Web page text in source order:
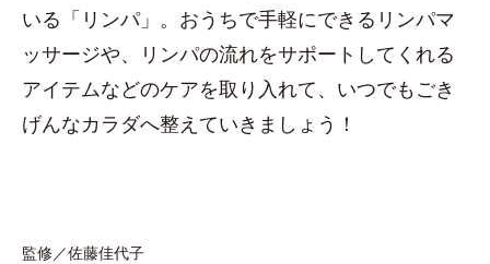
いる「リンパ」。おうちで手軽にできるリンパマ
ッサージや、リンパの流れをサポートしてくれる
アイテムなどのケアを取り入れて、いつでもごき
げんなカラダへ整えていきましょう！
監修／佐藤佳代子